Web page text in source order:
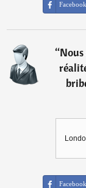
Facebook
“Nous
Facebook